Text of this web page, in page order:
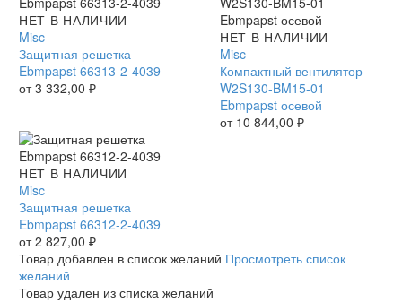
Защитная
решетка
Ebmpapst
66313-
2-
НЕТ В НАЛИЧИИ
Misc
Защитная решетка
Ebmpapst 66313-2-4039
от3 332,00 ₽
Компактный
вентилятор
W2S130-
BM15-
01
Ebmpapst
НЕТ В НАЛИЧИИ
Misc
Компактный вентилятор
W2S130-BM15-01
Ebmpapst осевой
от 10 844,00 ₽
Защитная
решетка
Ebmpapst
66312-
2-
4039
НЕТ В НАЛИЧИИ
Misc
Защитная решетка
Ebmpapst 66312-2-4039
от2 827,00 ₽
Товар добавлен в список желаний Просмотреть список
желаний
Товар удален из списка желаний